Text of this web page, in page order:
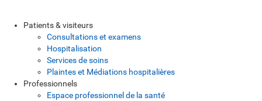
Patients & visiteurs
Consultations et examens
Hospitalisation
Services de soins
Plaintes et Médiations hospitalières
Professionnels
Espace professionnel de la santé